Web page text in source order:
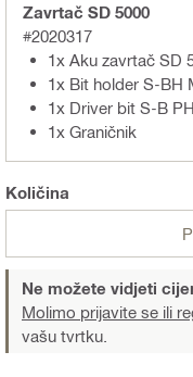
Zavrtač SD 5000
#2020317
1x Aku zavrtač SD
1x Bit holder S-BH
1x Driver bit S-B
1x Graničnik
Količina
Ne možete vidjeti
Molimo prijavite se ili
vašu tvrtku.